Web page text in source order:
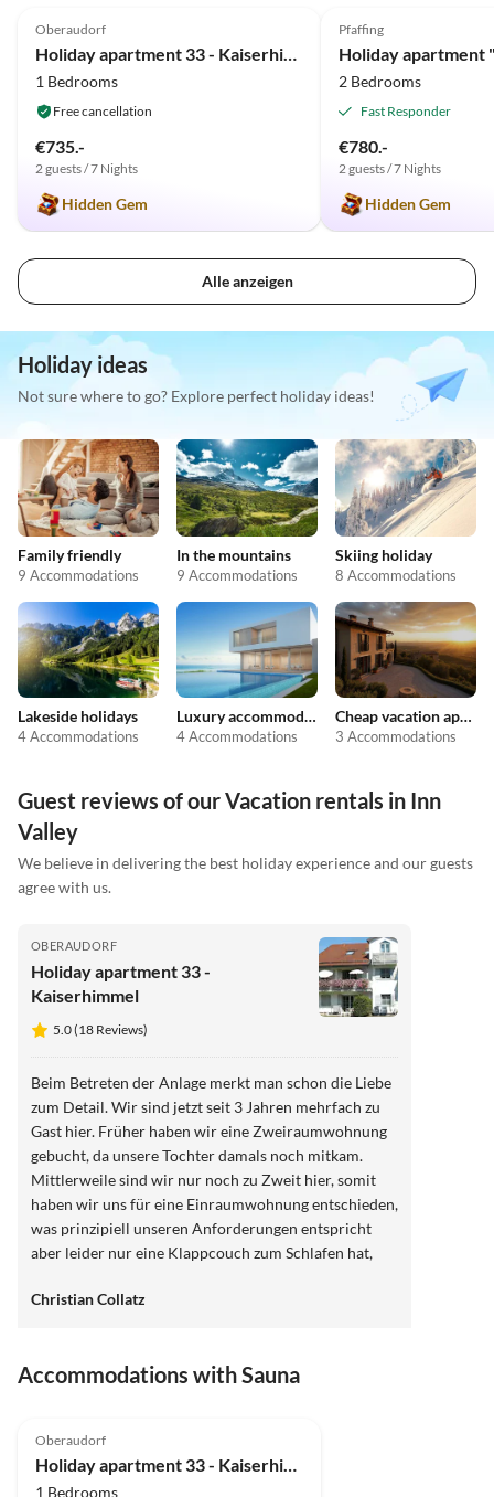
Oberaudorf
1 Bedrooms
Free cancellation
€735.-
2 guests / 7 Nights
Hidden Gem
Pfaffing
Holiday apartment
2 Bedrooms
Fast Responder
€780.-
2 guests / 7 Nights
Hidden Gem
Alle anzeigen
Holiday ideas
Not sure where to go? Explore perfect holiday ideas!
Family friendly
9 Accommodations
In the mountains
9 Accommodations
Skiing holiday
8 Accommodations
Lakeside holidays
4 Accommodations
Luxury accommodation
4 Accommodations
Cheap vacation apartments
3 Accommodations
Guest reviews of our Vacation rentals in Inn
Valley
We believe in delivering the best holiday experience and our guests
agree with us.
OBERAUDORF
Holiday apartment 33 -
Kaiserhimmel
5.0 (18 Reviews)
Beim Betreten der Anlage merkt man schon die Liebe
zum Detail. Wir sind jetzt seit 3 Jahren mehrfach zu
Gast hier. Früher haben wir eine Zweiraumwohnung
gebucht, da unsere Tochter damals noch mitkam.
Mittlerweile sind wir nur noch zu Zweit hier, somit
haben wir uns für eine Einraumwohnung entschieden,
was prinzipiell unseren Anforderungen entspricht
aber leider nur eine Klappcouch zum Schlafen hat,
gerne länger bleiben, werden wir im nächsten Jahr ein
was man sich vorstellen könnte: WLAN,TV,
Waschmaschine (entgeltlich), Brötchenservice. Die
Ortsmitte ist zu Fuß in 10-15 Minuten erreichbar.
Christian Collatz
Accommodations with Sauna
Oberaudorf
Holiday apartment 33 - Kaiserhimmel
1 Bedrooms